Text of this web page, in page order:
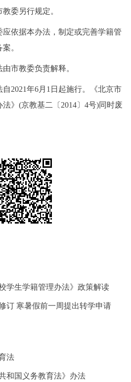
委另行规定。
依据本办法，制定或完善学籍管
。
市教委负责解释。
2021年6月1日起施行。《北京市
》(京教基二〔2014〕4号)同时废
学生学籍管理办法》政策解读
订 寒暑假前一周提出转学申请
法
和国义务教育法》办法